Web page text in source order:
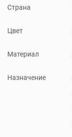
Страна
Цвет
Материал
Назначение